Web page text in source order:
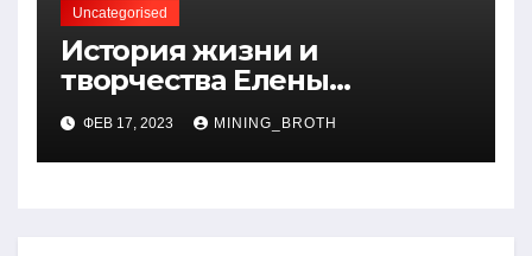
Uncategorised
История жизни и
творчества Елены
Дубровской — биография,
достижения, интересные
факты
ФЕВ 17, 2023 MINING_BROTH